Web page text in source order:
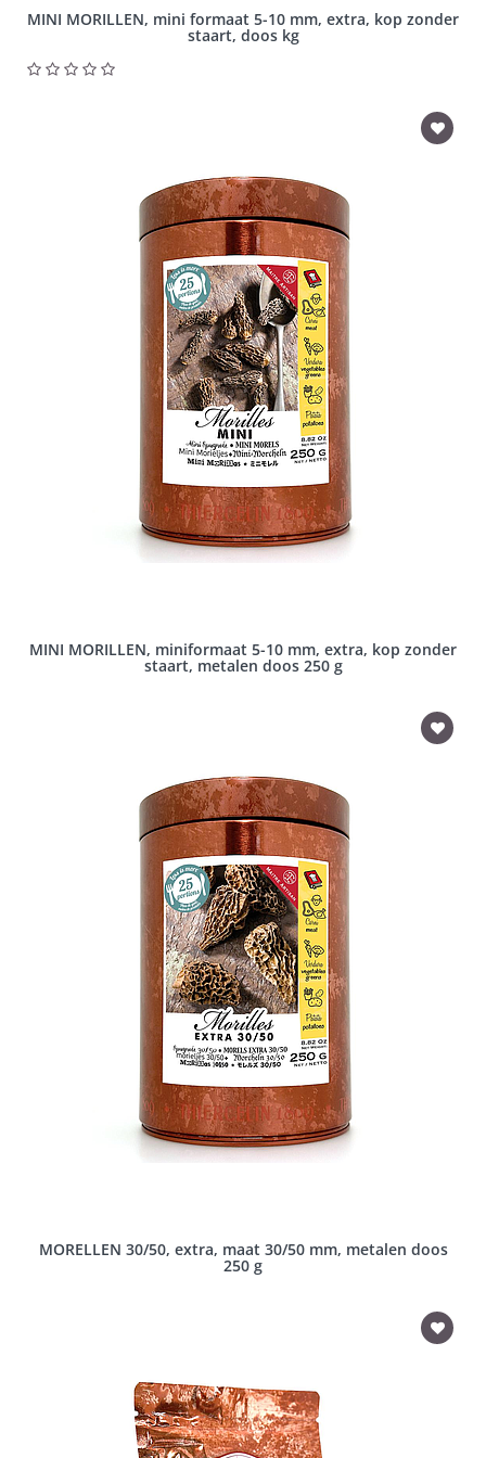
MINI MORILLEN, mini formaat 5-10 mm, extra, kop zonder
staart, doos kg
MINI MORILLEN, miniformaat 5-10 mm, extra, kop zonder
staart, metalen doos 250 g
MORELLEN 30/50, extra, maat 30/50 mm, metalen doos
250 g